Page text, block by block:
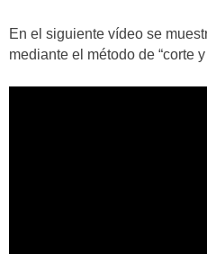
En el siguiente vídeo se
mediante el método de “corte y